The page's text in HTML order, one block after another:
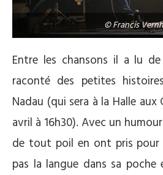
© Francis
Entre les chansons il a lu
raconté des petites
Nadau (qui sera à la Halle
avril à 16h30). Avec un
de tout poil en ont pris pour
pas la langue dans sa poche